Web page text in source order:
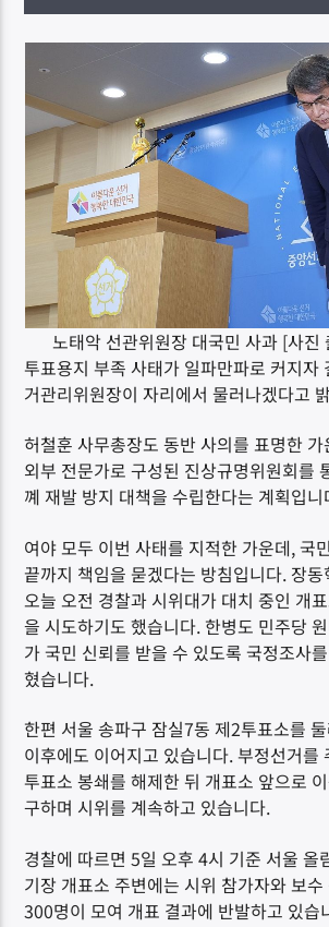
DK NET Radio.co
노태악 선관위원장 대국민 사과 [사진
투표용지 부족 사태가 일파만파로 커지자
거관리위원장이 자리에서 물러나겠다고
허철훈 사무총장도 동반 사의를 표명한
외부 전문가로 구성된 진상규명위원회를
꼐 재발 방지 대책을 수립한다는 계획입니
여야 모두 이번 사태를 지적한 가운데, 국
끝까지 책임을 묻겠다는 방침입니다. 장
오늘 오전 경찰과 시위대가 대치 중인 개
을 시도하기도 했습니다. 한병도 민주당
가 국민 신뢰를 받을 수 있도록 국정조사
혔습니다.
한편 서울 송파구 잠실7동 제2투표소를
이후에도 이어지고 있습니다. 부정선거를
투표소 봉쇄를 해제한 뒤 개표소 앞으로
구하며 시위를 계속하고 있습니다.
경찰에 따르면 5일 오후 4시 기준 서울 올
기장 개표소 주변에는 시위 참가자와 보
300명이 모여 개표 결과에 반발하고 있습